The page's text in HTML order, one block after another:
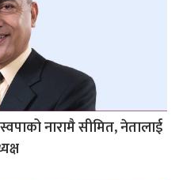
नारामै सीमित, नेतालाई